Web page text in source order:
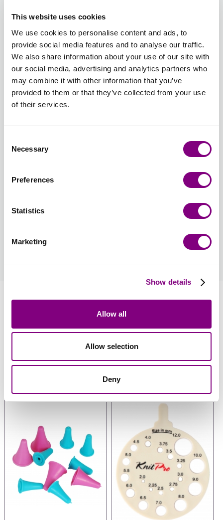
This website uses cookies
We use cookies to personalise content and ads, to
provide social media features and to analyse our traffic.
We also share information about your use of our site with
our social media, advertising and analytics partners who
may combine it with other information that you’ve
provided to them or that they’ve collected from your use
of their services.
Selection
Necessary
Preferences
Statistics
Marketing
Show details
Allow all
Allow selection
Deny
392 -
NØDDEBRUN
393 -
MULDVARP
394 -
GUL/ORANGE
PRINT
395 -
ROSA/ORANGE
PRINT
396 -
TURKIS/LILLA
PRINT
397 -
GRØN/
PRINT
307 - MARINE
Batchnummer:
-
Ønsker du et bestemt batchnummer, kan du vælge det her
Vis batchnummer
Hvordan bliver man medlem?
Anmeldelser